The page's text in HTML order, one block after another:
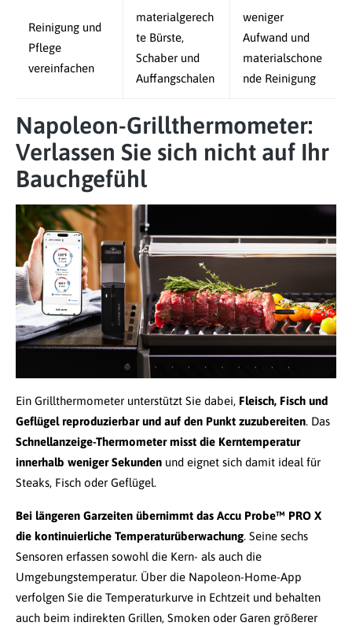
Reinigung und
Pflege
vereinfachen
materialgerech
te Bürste,
Schaber und
Auffangschalen
weniger
Aufwand und
materialschone
nde Reinigung
Napoleon-Grillthermometer:
Verlassen Sie sich nicht auf Ihr
Bauchgefühl
Ein Grillthermometer unterstützt Sie dabei, Fleisch, Fisch und
Geflügel reproduzierbar und auf den Punkt zuzubereiten. Das
Schnellanzeige-Thermometer misst die Kerntemperatur
innerhalb weniger Sekunden und eignet sich damit ideal für
Steaks, Fisch oder Geflügel.
Bei längeren Garzeiten übernimmt das Accu Probe™ PRO X
die kontinuierliche Temperaturüberwachung. Seine sechs
Sensoren erfassen sowohl die Kern- als auch die
Umgebungstemperatur. Über die Napoleon-Home-App
verfolgen Sie die Temperaturkurve in Echtzeit und behalten
auch beim indirekten Grillen, Smoken oder Garen größerer